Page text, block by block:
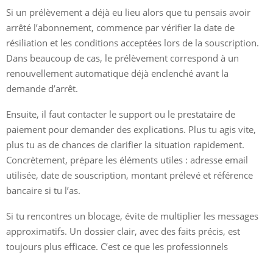
Si un prélèvement a déjà eu lieu alors que tu pensais avoir
arrêté l’abonnement, commence par vérifier la date de
résiliation et les conditions acceptées lors de la souscription.
Dans beaucoup de cas, le prélèvement correspond à un
renouvellement automatique déjà enclenché avant la
demande d’arrêt.
Ensuite, il faut contacter le support ou le prestataire de
paiement pour demander des explications. Plus tu agis vite,
plus tu as de chances de clarifier la situation rapidement.
Concrètement, prépare les éléments utiles : adresse email
utilisée, date de souscription, montant prélevé et référence
bancaire si tu l’as.
Si tu rencontres un blocage, évite de multiplier les messages
approximatifs. Un dossier clair, avec des faits précis, est
toujours plus efficace. C’est ce que les professionnels